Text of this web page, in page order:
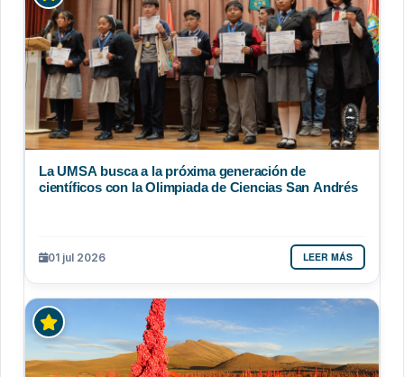
La UMSA busca a la próxima generación de
científicos con la Olimpiada de Ciencias San Andrés
01 jul 2026 LEER MÁS